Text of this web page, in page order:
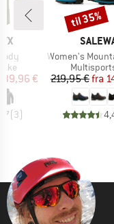
pris
€
(3)
MÆRKE
Artikel
Women's Mountain
219,95 €fra
Rabat
til 35%